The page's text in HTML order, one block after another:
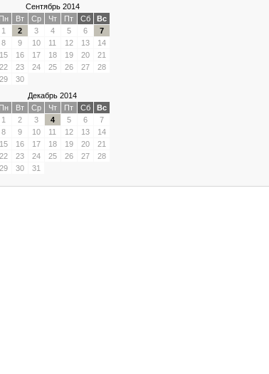
Сентябрь 2014
Пн
Вт Ср Чт Пт Сб
Вс
1
2 3 4 5 6
7
8
9 10 11 12 13
14
15
16 17 18 19 20
21
22
23 24 25 26 27
28
29
30
Декабрь 2014
Пн
Вт Ср Чт Пт Сб
Вс
1
2 3 4 5 6
7
8
9 10 11 12 13
14
15
16 17 18 19 20
21
22
23 24 25 26 27
28
29
30 31